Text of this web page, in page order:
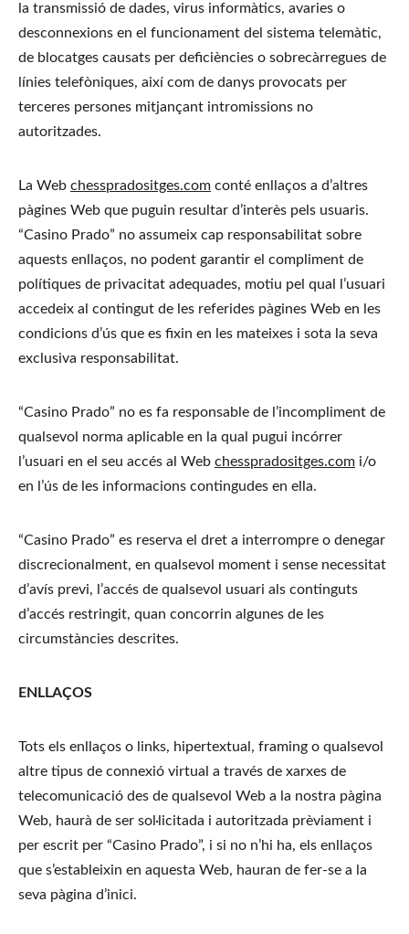
la transmissió de dades, virus informàtics, avaries o
desconnexions en el funcionament del sistema telemàtic,
de blocatges causats per deficiències o sobrecàrregues de
línies telefòniques, així com de danys provocats per
terceres persones mitjançant intromissions no
autoritzades.
La Web chesspradositges.com conté enllaços a d’altres
pàgines Web que puguin resultar d’interès pels usuaris.
“Casino Prado” no assumeix cap responsabilitat sobre
aquests enllaços, no podent garantir el compliment de
polítiques de privacitat adequades, motiu pel qual l’usuari
accedeix al contingut de les referides pàgines Web en les
condicions d’ús que es fixin en les mateixes i sota la seva
exclusiva responsabilitat.
“Casino Prado” no es fa responsable de l’incompliment de
qualsevol norma aplicable en la qual pugui incórrer
l’usuari en el seu accés al Web chesspradositges.com i/o
en l’ús de les informacions contingudes en ella.
“Casino Prado” es reserva el dret a interrompre o denegar
discrecionalment, en qualsevol moment i sense necessitat
d’avís previ, l’accés de qualsevol usuari als continguts
d’accés restringit, quan concorrin algunes de les
circumstàncies descrites.
ENLLAÇOS
Tots els enllaços o links, hipertextual, framing o qualsevol
altre tipus de connexió virtual a través de xarxes de
telecomunicació des de qualsevol Web a la nostra pàgina
Web, haurà de ser sol·licitada i autoritzada prèviament i
per escrit per “Casino Prado”, i si no n’hi ha, els enllaços
que s’estableixin en aquesta Web, hauran de fer-se a la
seva pàgina d’inici.